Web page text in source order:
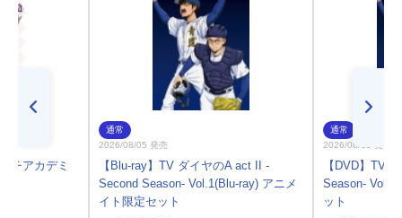
チアカデミ
通常
2026/08/05 発売
【Blu-ray】TV ダイヤのA act II -
Second Season- Vol.1(Blu-ray) アニメ
イト限定セット
通常
2026/08/05 発売
【DVD】TV
Season-
ット